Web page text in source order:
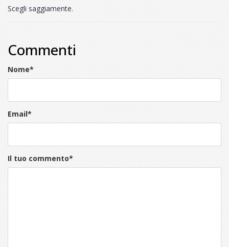
Scegli saggiamente.
Commenti
Nome*
Email*
Il tuo commento*